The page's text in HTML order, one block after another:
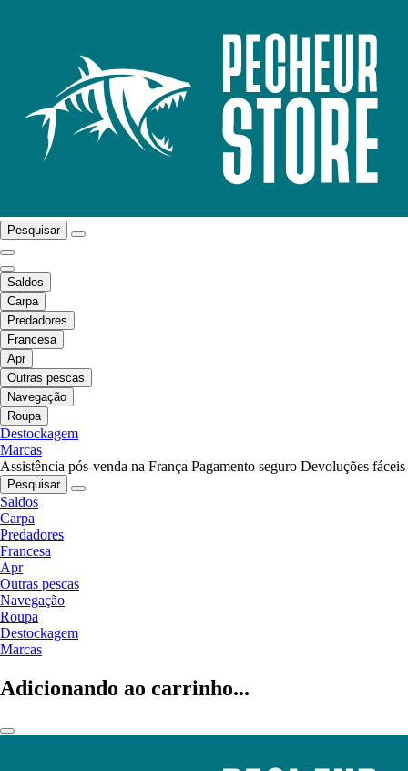
Pesquisar
Saldos
Carpa
Predadores
Francesa
Apr
Outras pescas
Navegação
Roupa
Destockagem
Marcas
Assistência pós-venda na França Pagamento seguro Devoluções fáceis
Pesquisar
Saldos
Carpa
Predadores
Francesa
Apr
Outras pescas
Navegação
Roupa
Destockagem
Marcas
Adicionando ao carrinho...